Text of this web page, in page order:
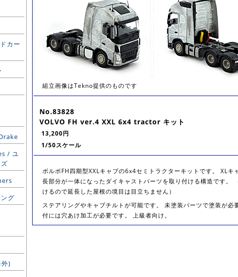
カー
/ ユ
グ
)
組立画像はTekno提供のものです
No.83828
VOLVO FH ver.4 XXL 6x4 tractor キット
13,200円
1/50スケール
ボルボFH四期型XXLキャブの6x4セミトラクターキットです。 XLキ
長部分が一体になったダイキャストパーツを取り付ける構造です。
けるので延長した屋根の境目は目立ちません）
ステアリングやキャブチルトが可能です。 未塗装パーツで塗装が必
付には穴あけ加工が必要です。 上級者向け。